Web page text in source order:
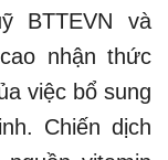
BTTEVN và
nhận thức
việc bổ sung
Chiến dịch